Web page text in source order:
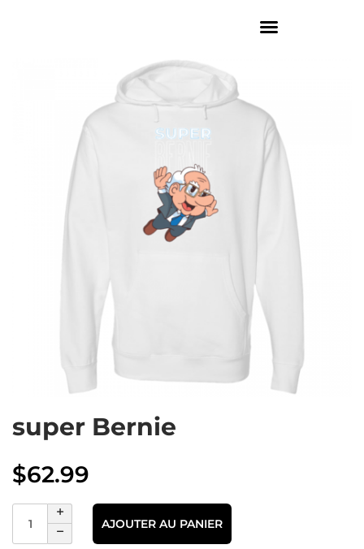
super Bernie
$62.99
AJOUTER AU PANIER